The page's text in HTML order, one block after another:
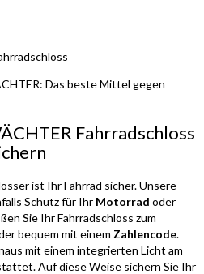
Das beste Mittel gegen
Fahrradschloss
ist Ihr Fahrrad sicher. Unsere
Schutz für Ihr Motorrad oder
Sie Ihr Fahrradschloss zum
bequem mit einem Zahlencode.
mit einem integrierten Licht am
Auf diese Weise sichern Sie Ihr